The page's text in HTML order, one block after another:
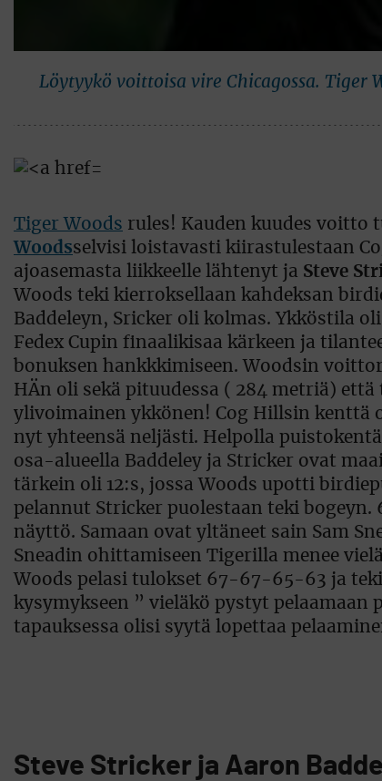
Löytyykö voittoisa vire Chicagossa. Tiger
Tiger Woods rules! Kauden kuudes voitto
Woodsselvisi loistavasti kiirastulestaan
ajoasemasta liikkeelle lähtenyt ja Steve
Woods teki kierroksellaan kahdeksan
Baddeleyn, Sricker oli kolmas. Ykköstila
Fedex Cupin finaalikisaa kärkeen ja
bonuksen hankkkimiseen. Woodsin
HÄn oli sekä pituudessa ( 284 metriä)
ylivoimainen ykkönen! Cog Hillsin kenttä
nyt yhteensä neljästi. Helpolla
osa-alueella Baddeley ja Stricker ovat
tärkein oli 12:s, jossa Woods upotti
pelannut Stricker puolestaan teki
näyttö. Samaan ovat yltäneet sain Sam
Sneadin ohittamiseen Tigerilla menee
Woods pelasi tulokset 67-67-65-63 ja
kysymykseen ” vieläkö pystyt
tapauksessa olisi syytä lopettaa
Steve Stricker ja Aaron